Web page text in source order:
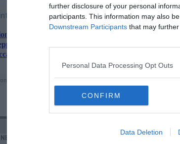
further disclosure of your personal
participants. This information may also
Downstream Participants that may
Personal Data Processing Opt Outs
CONFIRM
Data Deletion
anche:
due furti in abitazioni
di Saione
con 10 grammi di marjuana
carabinieri violenza domestica valle del